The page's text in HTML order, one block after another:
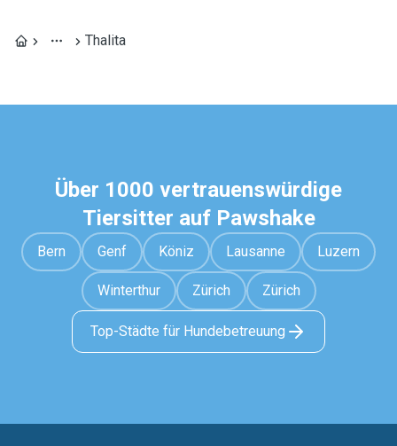
Thalita
Über 1000 vertrauenswürdige
Tiersitter auf Pawshake
Bern Genf Köniz Lausanne Luzern
Winterthur Zürich Zürich
Top-Städte für Hundebetreuung